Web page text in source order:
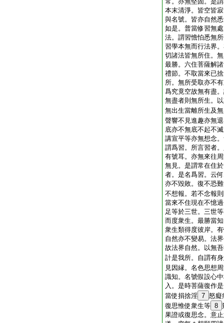
本末清淨。皆空皆
與名號。皆亦自然
如是。普當修習無
法。謂習憺怕悉無
習學本無而行法界
切諸法皆無所住。
最勝。六住菩薩解
禮節。不取當來已
所。無所受取亦不
爲究竟空故無有盡
無盡者則無所生。
無出生當離所生及
聲響不見進趣亦無
底亦不無底不起不
講宣平等亦無想念
謂爲習。所言習者
有號耳。亦無來往
無見。是謂常在住
者。是名爲習。云
亦不毀敗。復不恐
不想報。若不念報
當來不住現在不憶
足等於三世。三世
而度衆生。最勝當
衆生類得度彼岸。
自然亦不變易。法
故法界自然。以無
計是我所。自謂有
見因縁。名色思想
識知。名號假設心
入。是時菩薩復作
當使捐捨淫 7 怒癡
復思惟使衆生等 8
果證或復思念。意